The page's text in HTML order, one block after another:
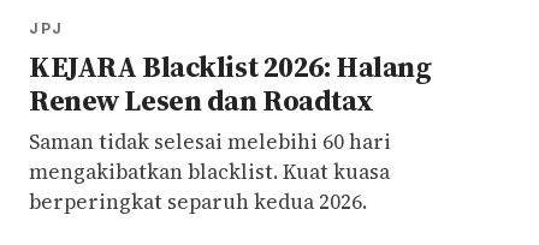
JPJ
KEJARA Blacklist 2026: Halang
Renew Lesen dan Roadtax
Saman tidak selesai melebihi 60 hari
mengakibatkan blacklist. Kuat kuasa
berperingkat separuh kedua 2026.